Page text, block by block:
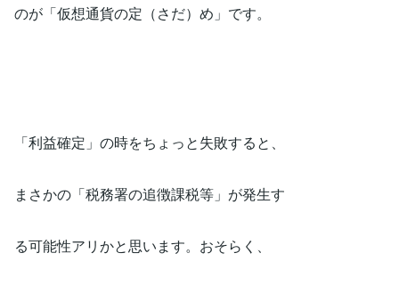
のが「仮想通貨の定（さだ）め」です。
「利益確定」の時をちょっと失敗すると、
まさかの「税務署の追徴課税等」が発生す
る可能性アリかと思います。おそらく、